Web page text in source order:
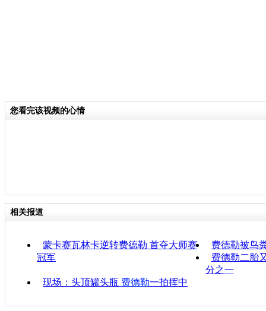
您看完该视频的心情
相关报道
蒙卡赛瓦林卡逆转费德勒 首夺大师赛
冠军
费德勒被鸟
费德勒二胎
分之一
现场：头顶罐头瓶 费德勒一拍挥中